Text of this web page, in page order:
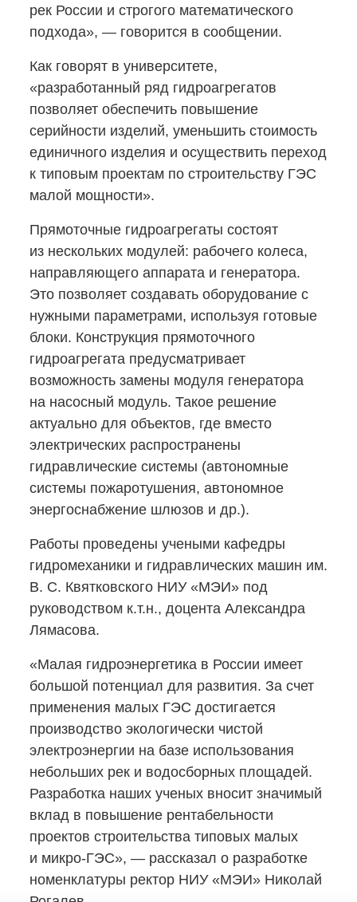
рек России и строгого математического
подхода», — говорится в сообщении.
Как говорят в университете,
«разработанный ряд гидроагрегатов
позволяет обеспечить повышение
серийности изделий, уменьшить стоимость
единичного изделия и осуществить переход
к типовым проектам по строительству ГЭС
малой мощности».
Прямоточные гидроагрегаты состоят
из нескольких модулей: рабочего колеса,
направляющего аппарата и генератора.
Это позволяет создавать оборудование с
нужными параметрами, используя готовые
блоки. Конструкция прямоточного
гидроагрегата предусматривает
возможность замены модуля генератора
на насосный модуль. Такое решение
актуально для объектов, где вместо
электрических распространены
гидравлические системы (автономные
системы пожаротушения, автономное
энергоснабжение шлюзов и др.).
Работы проведены учеными кафедры
гидромеханики и гидравлических машин им.
В. С. Квятковского НИУ «МЭИ» под
руководством к.т.н., доцента Александра
Лямасова.​
«Малая гидроэнергетика в России имеет
большой потенциал для развития. За счет
применения малых ГЭС достигается
производство экологически чистой
электроэнергии на базе использования
небольших рек и водосборных площадей.
Разработка наших ученых вносит значимый
вклад в повышение рентабельности
проектов строительства типовых малых
и микро-ГЭС», — рассказал о разработке
номенклатуры ректор НИУ «МЭИ» Николай